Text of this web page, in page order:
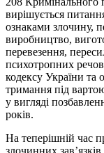
вирішується
ознаками злочину,
виробництво,
перевезення,
психотропних
кодексу України та
тримання під
у вигляді
років.
На теперішній час
злочинних